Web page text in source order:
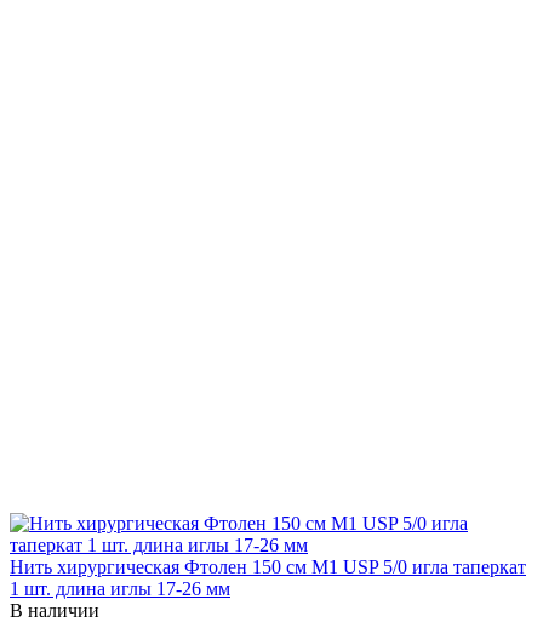
Нить хирургическая Фтолен 150 см М1 USP 5/0 игла таперкат
1 шт. длина иглы 17-26 мм
В наличии